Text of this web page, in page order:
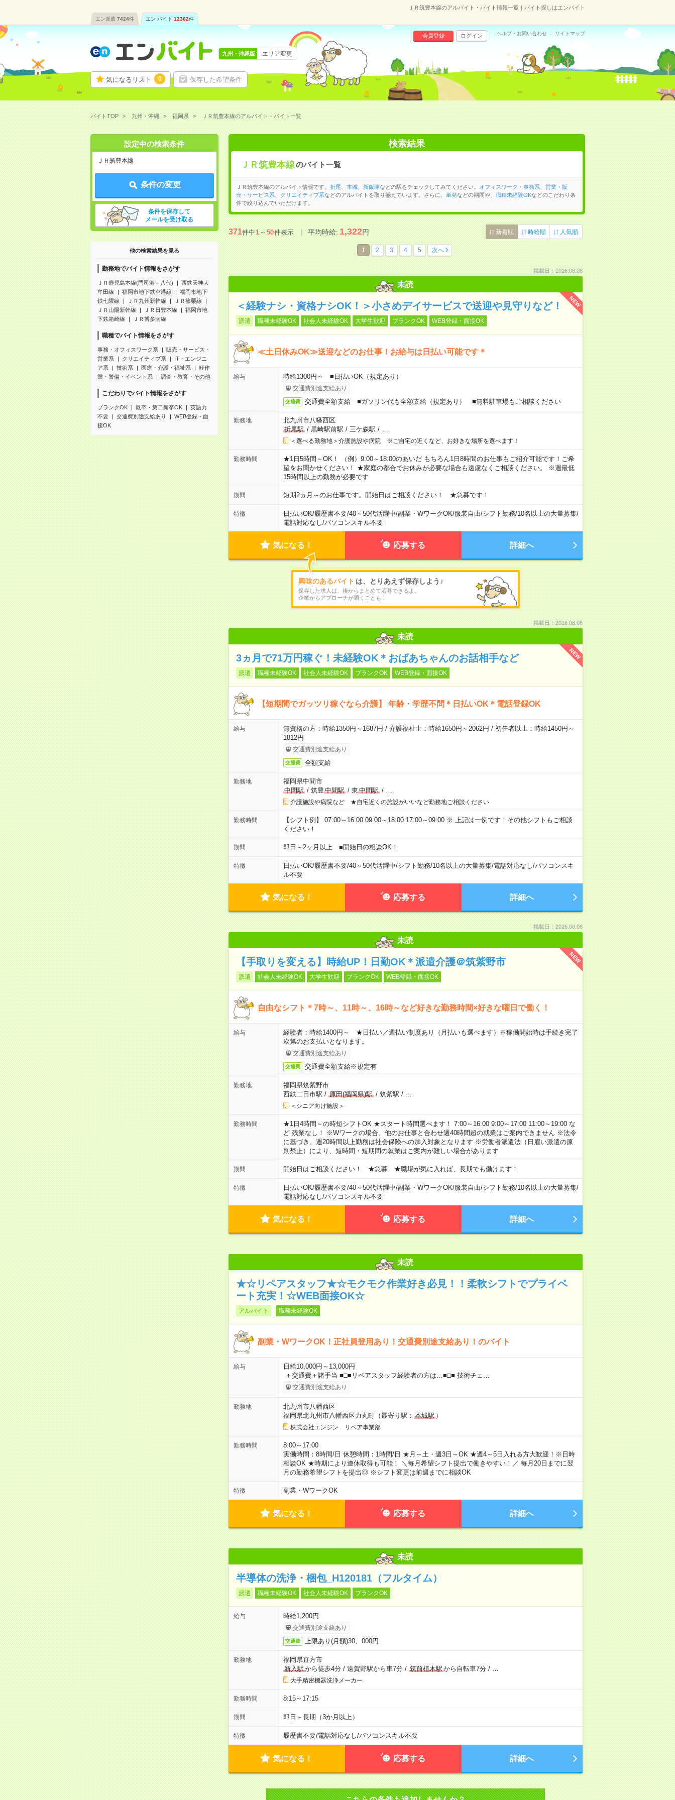
ＪＲ筑豊本線のアルバイト・バイト情報一覧｜バイト探しはエンバイト
エン派遣 7424件 エン バイト 12362件
気になるリスト 0 保存した希望条件
会員登録 ログイン ヘルプ・お問い合わせ サイトマップ
九州・沖縄版 エリア変更
バイトTOP 九州・沖縄 福岡県 ＪＲ筑豊本線のアルバイト・バイト一覧
設定中の検索条件
ＪＲ筑豊本線
条件の変更
条件を保存して
メールを受け取る
他の検索結果を見る
勤務地でバイト情報をさがす
ＪＲ鹿児島本線(門司港－八代)
西鉄天神大
牟田線
福岡市地下鉄空港線
福岡市地下
鉄七隈線
ＪＲ九州新幹線
ＪＲ篠栗線
ＪＲ山陽新幹線
ＪＲ日豊本線
福岡市地
下鉄箱崎線
ＪＲ博多南線
職種でバイト情報をさがす
事務・オフィスワーク系
販売・サービス・
営業系
クリエイティブ系
IT・エンジニ
ア系
技術系 医療・介護・福祉系
軽作
業・警備・イベント系
調査・教育・その他
こだわりでバイト情報をさがす
ブランクOK 既卒・第二新卒OK
英語力
不要
交通費別途支給あり
WEB登録・面
接OK
検索結果
ＪＲ筑豊本線のバイト一覧
ＪＲ筑豊本線のアルバイト情報です。 折尾 本城、 新飯塚などの駅をチェックしてみてください。 オフィスワーク・事務系
営業・販
売・サービス系
クリエイティブ系などのアルバイトを取り揃えています。さらに、 単発などの期間や、 職種未経験OKなどのこだわり条
件で絞り込んでいただけます。
371件中1～50件表示 平均時給:1,322円 新着順 時給順 人気順
1 2 3 4 5 次へ
掲載日：2026.08.08
未読
NEW
＜経験ナシ・資格ナシOK！＞小さめデイサービスで送迎や見守りなど！
派遣 職種未経験OK 社会人未経験OK 大学生歓迎 ブランクOK WEB登録・面接OK
≪土日休みOK≫送迎などのお仕事！お給与は日払い可能です＊
給与 時給1300円～ ■日払いOK（規定あり）
交通費別途支給あり
交通費 交通費全額支給 ■ガソリン代も全額支給（規定あり） ■無料駐車場もご相談ください
勤務地
北九州市八幡西区
折尾駅/ 黒崎駅前駅 / 三ケ森駅 /
＜選べる勤務地＞介護施設や病院 ※ご自宅の近くなど、お好きな場所を選べます！
勤務時間
★1日5時間～OK！ （例）9:00～18:00のあいだ もちろん1日8時間のお仕事もご紹介可能です！ご希
望をお聞かせください！ ★家庭の都合でお休みが必要な場合も遠慮なくご相談ください。 ※週最低
15時間以上の勤務が必要です
期間 短期2ヵ月～のお仕事です。開始日はご相談ください！ ★急募です！
特徴 日払いOK/履歴書不要/40～50代活躍中/副業・WワークOK/服装自由/シフト勤務/10名以上の大量募集/
電話対応なし/パソコンスキル不要
気になる！ 応募する 詳細へ
興味のあるバイト は、とりあえず保存しよう♪
保存した求人は、後からまとめて応募できるよ。
企業からアプローチが届くことも！
掲載日：2026.08.08
未読
NEW
3ヵ月で71万円稼ぐ！未経験OK＊おばあちゃんのお話相手など
派遣 職種未経験OK 社会人未経験OK ブランクOK WEB登録・面接OK
【短期間でガッツリ稼ぐなら介護】 年齢・学歴不問＊日払いOK＊電話登録OK
給与
無資格の方：時給1350円～1687円 / 介護福祉士：時給1650円～2062円 / 初任者以上：時給1450円～
1812円
交通費別途支給あり
交通費 全額支給
勤務地
福岡県中間市
中間駅/ 筑豊中間駅/ 東中間駅/
介護施設や病院など ★自宅近くの施設がいいなど勤務地ご相談ください
勤務時間
【シフト例】 07:00～16:00 09:00～18:00 17:00～09:00 ※ 上記は一例です！その他シフトもご相談
ください！
期間 即日～2ヶ月以上 ■開始日の相談OK！
特徴 日払いOK/履歴書不要/40～50代活躍中/シフト勤務/10名以上の大量募集/電話対応なし/パソコンスキ
ル不要
気になる！ 応募する 詳細へ
掲載日：2026.08.08
未読
NEW
【手取りを変える】時給UP！日勤OK＊派遣介護＠筑紫野市
派遣 社会人未経験OK 大学生歓迎 ブランクOK WEB登録・面接OK
自由なシフト＊7時～、11時～、16時～など好きな勤務時間×好きな曜日で働く！
給与
経験者：時給1400円～ ★日払い／週払い制度あり（月払いも選べます）※稼働開始時は手続き完了
次第のお支払いとなります。
交通費別途支給あり
交通費 交通費全額支給※規定有
勤務地
福岡県筑紫野市
西鉄二日市駅 / 原田(福岡県)駅/ 筑紫駅 /
＜シニア向け施設＞
勤務時間
★1日4時間～の時短シフトOK ★スタート時間選べます！ 7:00～16:00 9:00～17:00 11:00～19:00 な
ど 残業なし！ ※Wワークの場合、他のお仕事と合わせ週40時間超の就業はご案内できません ※法令
に基づき、週20時間以上勤務は社会保険への加入対象となります ※労働者派遣法（日雇い派遣の原
則禁止）により、短時間・短期間の就業はご案内が難しい場合があります
期間 開始日はご相談ください！ ★急募 ★職場が気に入れば、長期でも働けます！
特徴 日払いOK/履歴書不要/40～50代活躍中/副業・WワークOK/服装自由/シフト勤務/10名以上の大量募集/
電話対応なし/パソコンスキル不要
気になる！ 応募する 詳細へ
未読
★☆リペアスタッフ★☆モクモク作業好き必見！！柔軟シフトでプライベ
ート充実！☆WEB面接OK☆
アルバイト 職種未経験OK
副業・WワークOK！正社員登用あり！交通費別途支給あり！のバイト
給与
日給10,000円～13,000円
＋交通費＋諸手当 ■□■リペアスタッフ経験者の方は…■□■ 技術チェ…
交通費別途支給あり
勤務地
北九州市八幡西区
福岡県北九州市八幡西区力丸町（最寄り駅： 本城駅）
株式会社エンジン リペア事業部
勤務時間
8:00～17:00
実働時間：8時間/日 休憩時間：1時間/日 ★月～土・週3日～OK ★週4～5日入れる方大歓迎！※日時
相談OK ★時期により連休取得も可能！ ＼毎月希望シフト提出で働きやすい！／ 毎月20日までに翌
月の勤務希望シフトを提出◎ ※シフト変更は前週までに相談OK
特徴 副業・WワークOK
気になる！ 応募する 詳細へ
未読
半導体の洗浄・梱包_H120181（フルタイム）
派遣 職種未経験OK 社会人未経験OK ブランクOK
給与 時給1,200円
交通費別途支給あり
交通費 上限あり(月額)30、000円
勤務地
福岡県直方市
新入駅から徒歩4分/ 遠賀野駅から車7分/ 筑前植木駅から自転車7分/
大手精密機器洗浄メーカー
勤務時間 8:15～17:15
期間 即日～長期（3か月以上）
特徴 履歴書不要/電話対応なし/パソコンスキル不要
気になる！ 応募する 詳細へ